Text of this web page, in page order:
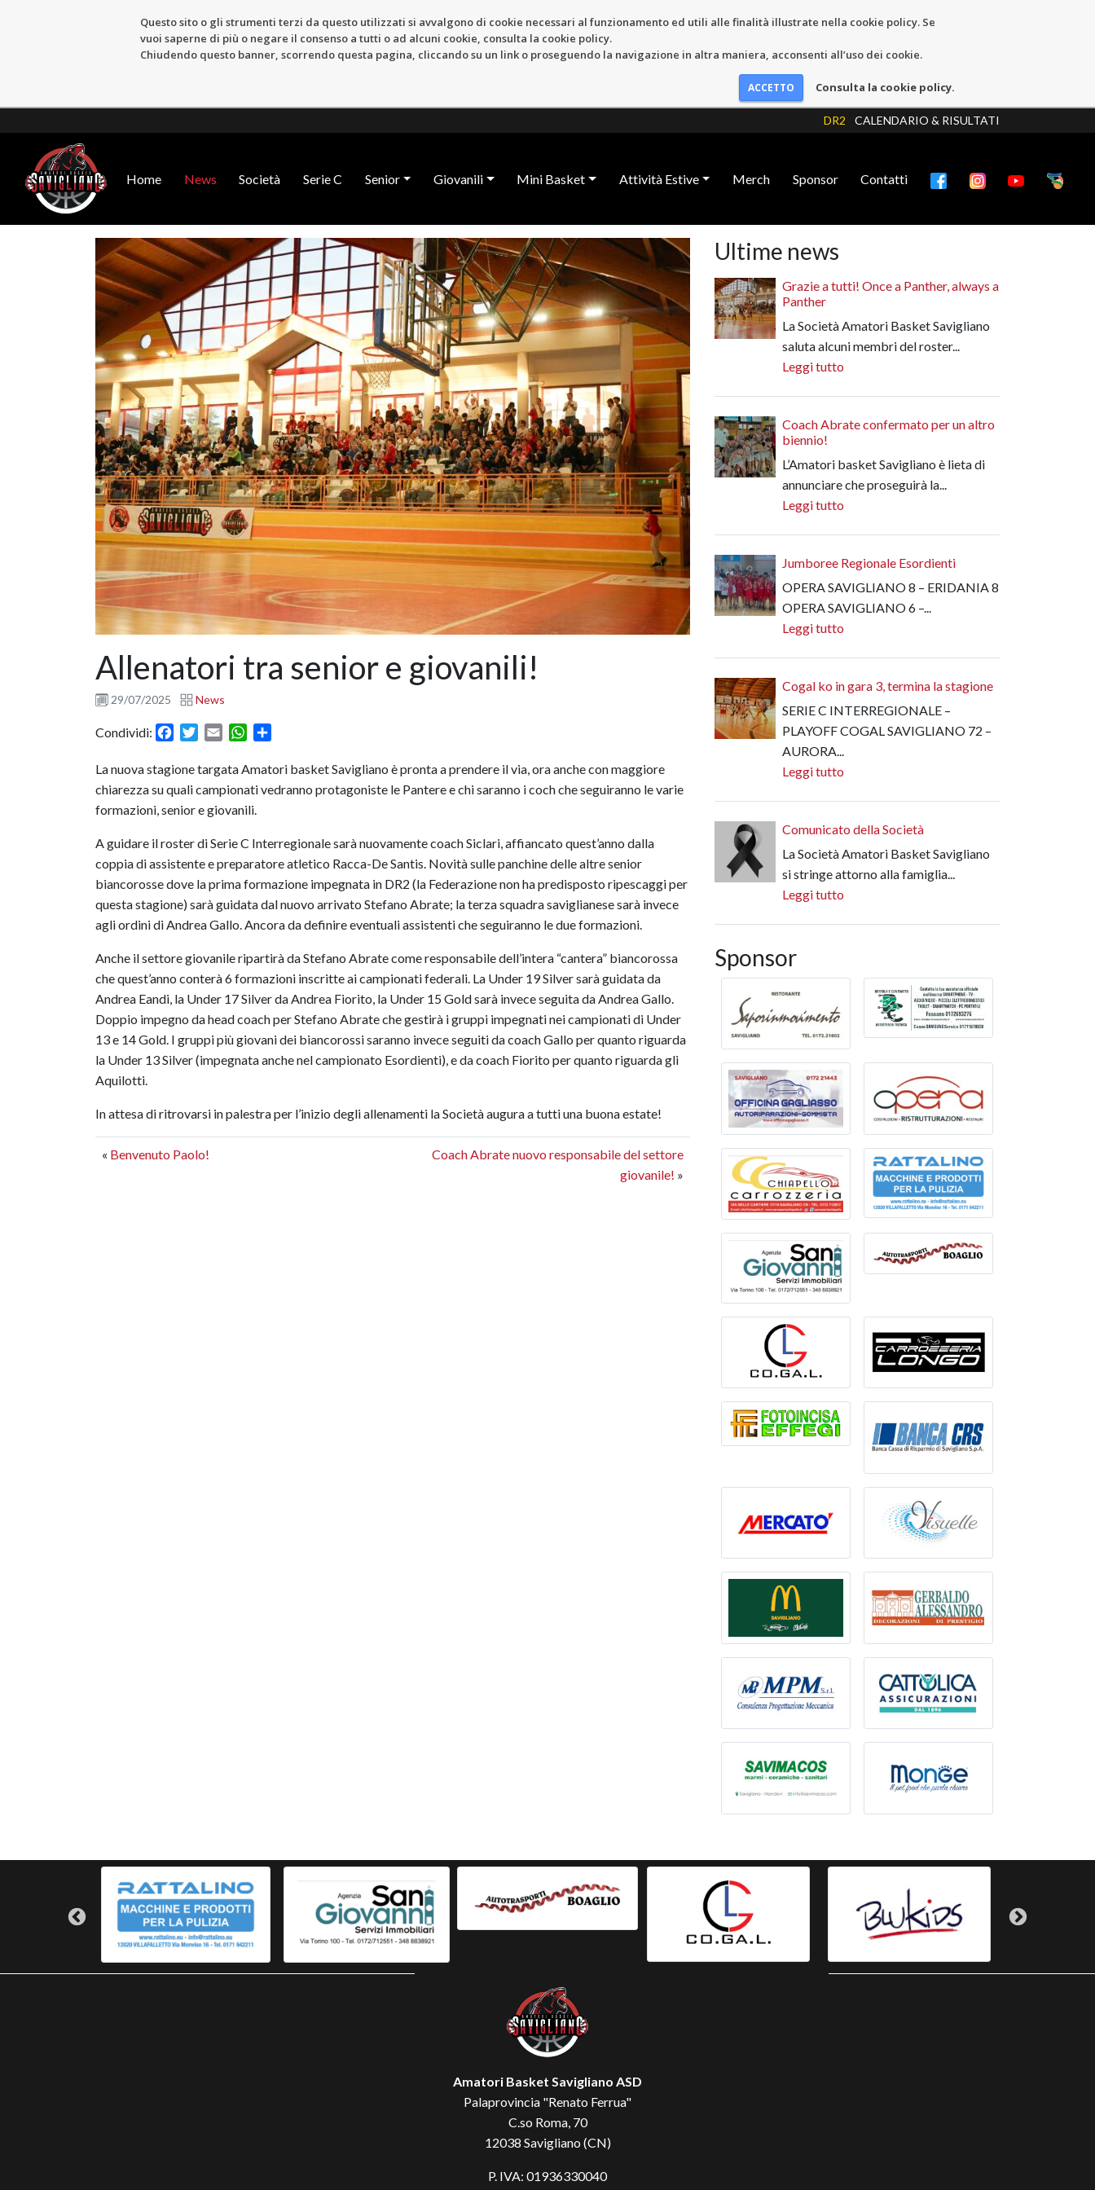
Questo sito o gli strumenti terzi da questo utilizzati si avvalgono di cookie necessari al funzionamento ed utili alle finalità illustrate nella cookie policy. Se
vuoi saperne di più o negare il consenso a tutti o ad alcuni cookie, consulta la cookie policy.
Chiudendo questo banner, scorrendo questa pagina, cliccando su un link o proseguendo la navigazione in altra maniera, acconsenti all’uso dei cookie.
Consulta la cookie policy.
DR2 CALENDARIO & RISULTATI
Home News Società Serie C Senior Giovanili Mini Basket Attività Estive Merch Sponsor Contatti
Allenatori tra senior e giovanili!
29/07/2025 News
Condividi: FacebookTwitter
Email WhatsApp
La nuova stagione targata Amatori basket Savigliano è pronta a prendere il via, ora anche con maggiore
chiarezza su quali campionati vedranno protagoniste le Pantere e chi saranno i coch che seguiranno le varie
formazioni, senior e giovanili.
A guidare il roster di Serie C Interregionale sarà nuovamente coach Siclari, affiancato quest’anno dalla
coppia di assistente e preparatore atletico Racca-De Santis. Novità sulle panchine delle altre senior
biancorosse dove la prima formazione impegnata in DR2 (la Federazione non ha predisposto ripescaggi per
questa stagione) sarà guidata dal nuovo arrivato Stefano Abrate; la terza squadra saviglianese sarà invece
agli ordini di Andrea Gallo. Ancora da definire eventuali assistenti che seguiranno le due formazioni.
Anche il settore giovanile ripartirà da Stefano Abrate come responsabile dell’intera “cantera” biancorossa
che quest’anno conterà 6 formazioni inscritte ai campionati federali. La Under 19 Silver sarà guidata da
Andrea Eandi, la Under 17 Silver da Andrea Fiorito, la Under 15 Gold sarà invece seguita da Andrea Gallo.
Doppio impegno da head coach per Stefano Abrate che gestirà i gruppi impegnati nei campionati di Under
13 e 14 Gold. I gruppi più giovani dei biancorossi saranno invece seguiti da coach Gallo per quanto riguarda
la Under 13 Silver (impegnata anche nel campionato Esordienti), e da coach Fiorito per quanto riguarda gli
Aquilotti.
In attesa di ritrovarsi in palestra per l’inizio degli allenamenti la Società augura a tutti una buona estate!
« Benvenuto Paolo!
Coach Abrate nuovo responsabile del settore
giovanile! »
Ultime news
Grazie a tutti! Once a Panther, always a
Panther
La Società Amatori Basket Savigliano
saluta alcuni membri del roster...
Leggi tutto
Coach Abrate confermato per un altro
biennio!
L’Amatori basket Savigliano è lieta di
annunciare che proseguirà la...
Leggi tutto
Jumboree Regionale Esordienti
OPERA SAVIGLIANO 8 – ERIDANIA 8
OPERA SAVIGLIANO 6 –...
Leggi tutto
Cogal ko in gara 3, termina la stagione
SERIE C INTERREGIONALE –
PLAYOFF COGAL SAVIGLIANO 72 –
AURORA...
Leggi tutto
Comunicato della Società
La Società Amatori Basket Savigliano
si stringe attorno alla famiglia...
Leggi tutto
Sponsor
Amatori Basket Savigliano ASD
Palaprovincia "Renato Ferrua"
C.so Roma, 70
12038 Savigliano (CN)
P. IVA: 01936330040